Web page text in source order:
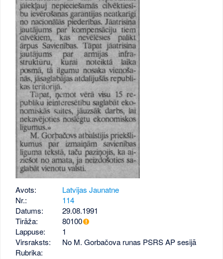
Avots:
Latvijas Jaunatne
Nr.:
114
Datums:
29.08.1991
Tirāža:
80100
Lappuse:
1
Virsraksts:
No M. Gorbačova runas PSRS AP sesijā
Rubrika: